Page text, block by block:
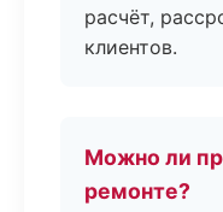
расчёт,
клиентов.
Можно ли
ремонте?